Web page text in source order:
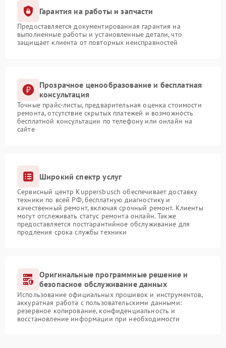
Гарантия на работы и запчасти
Предоставляется документированная гарантия на
выполненные работы и установленные детали, что
защищает клиента от повторных неисправностей
Прозрачное ценообразование и бесплатная
консультация
Точные прайс-листы, предварительная оценка стоимости
ремонта, отсутствие скрытых платежей и возможность
бесплатной консультации по телефону или онлайн на
сайте
Широкий спектр услуг
Сервисный центр Kuppersbusch обеспечивает доставку
техники по всей РФ, бесплатную диагностику и
качественный ремонт, включая срочный ремонт. Клиенты
могут отслеживать статус ремонта онлайн. Также
предоставляется постгарантийное обслуживание для
продления срока службы техники
Оригинальные программные решение и
безопасное обслуживание данных
Использование официальных прошивок и инструментов,
аккуратная работа с пользовательскими данными:
резервное копирование, конфиденциальность и
восстановление информации при необходимости